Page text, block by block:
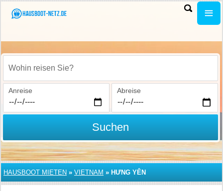
Wohin reisen Sie?
Anreise Abreise
Suchen
HAUSBOOT MIETEN » VIETNAM » HƯNG YÊN